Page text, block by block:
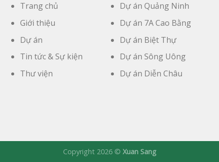
Trang chủ
Giới thiệu
Dự án
Tin tức & Sự kiện
Thư viện
Dự án Quảng Ninh
Dự án 7A Cao Bằng
Dự án Biệt Thự
Dự án Sông Uông
Dự án Diễn Châu
Copyright 2026 © Xuan Sang